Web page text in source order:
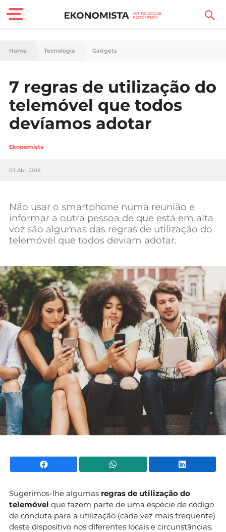
Finanças Pessoais
Carreira
Casa
Lifestyle
Sociedade
Negócios
Mundial 2026
Home Tecnologia Gadgets
7 regras de utilização do
telemóvel que todos
devíamos adotar
Ekonomista
03 Abr, 2018
Não usar o smartphone numa reunião e
informar a outra pessoa de que está em alta
voz são algumas das regras de utilização do
telemóvel que todos deviam adotar.
Facebook WhatsApp
Sugerimos-lhe algumas regras de utilização do
telemóvel que fazem parte de uma espécie de código
de conduta para a utilização (cada vez mais frequente)
deste dispositivo nos diferentes locais e circunstâncias.